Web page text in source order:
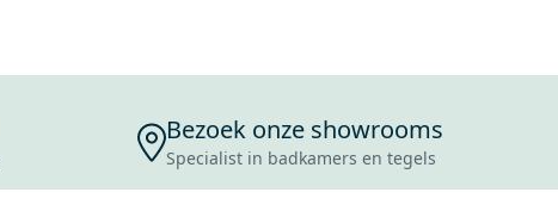
Bezoek onze showrooms
Specialist in badkamers en tegels